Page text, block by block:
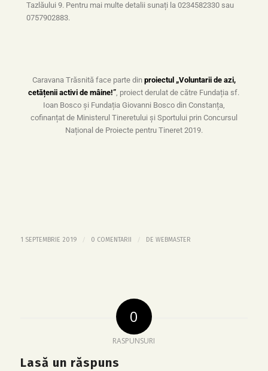
Tazlăului 9. Pentru mai multe detalii sunați la 0234582330 sau
0757902883.
Caravana Trăsnită face parte din proiectul „Voluntarii de azi,
cetățenii activi de mâine!”, proiect derulat de către Fundația sf.
Ioan Bosco și Fundația Giovanni Bosco din Constanța,
cofinanțat de Ministerul Tineretului și Sportului prin Concursul
Național de Proiecte pentru Tineret 2019.
1 SEPTEMBRIE 2019 / 0 COMENTARII / DE WEBMASTER
0
RASPUNSURI
Lasă un răspuns